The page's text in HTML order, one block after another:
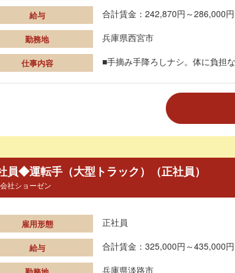
給与 合計賃金：242,870円～286,000
勤務地 兵庫県西宮市
仕事内容 ■手摘み手降ろしナシ。体に負担
員◆運転手（大型トラック）（正社員）
社ショーゼン
雇用形態 正社員
給与 合計賃金：325,000円～435,000
兵庫県淡路市